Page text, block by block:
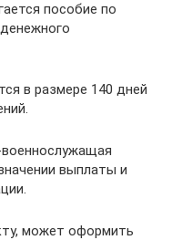
пособие по
в размере 140 дней
выплаты и
может оформить